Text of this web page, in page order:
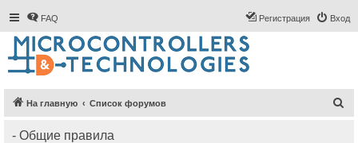
FAQ Вход
Регистрация
На главную Список форумов
- Общие правила